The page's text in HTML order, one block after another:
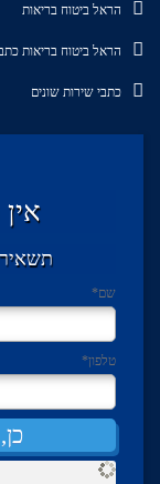
הראל ביטוח בריאות
הראל ביטוח בריאות
כתבי שירות שונים
שם*
טלפון*